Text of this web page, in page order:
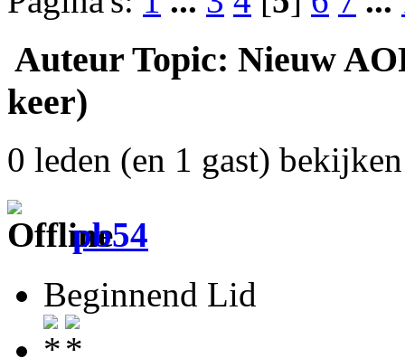
Auteur Topic: Nieuw
keer)
0 leden (en 1 gast)
pb54
Beginnend Lid